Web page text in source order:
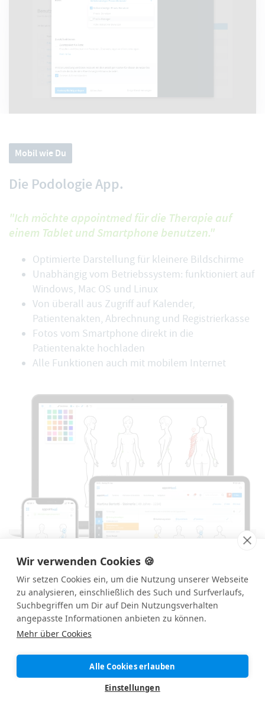
Wir verwenden Cookies 🍪
Wir setzen Cookies ein, um die Nutzung unserer Webseite
zu analysieren, einschließlich des Such und Surfverlaufs,
Suchbegriffen um Dir auf Dein Nutzungsverhalten
angepasste Informationen anbieten zu können.
Mehr über Cookies
Alle Cookies erlauben
Einstellungen
Mobil wie Du
Die Podologie App.
"Ich möchte appointmed für die Therapie auf
einem Tablet und Smartphone benutzen."
Optimierte Darstellung für kleinere Bildschirme
Unabhängig vom Betriebssystem: funktioniert auf
Windows, Mac OS und Linux
Von überall aus Zugriff auf Kalender,
Patientenakten, Abrechnung und Registrierkasse
Fotos vom Smartphone direkt in die
Patientenakte hochladen
Alle Funktionen auch mit mobilem Internet
DSGVO: Unkompliziert und sicher.